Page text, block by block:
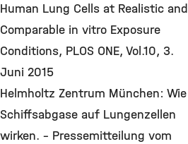
Human Lung Cells at Realistic and
Comparable in vitro Exposure
Conditions, PLOS ONE, Vol.10, 3.
Juni 2015
Helmholtz Zentrum München: Wie
Schiffsabgase auf Lungenzellen
wirken. - Pressemitteilung vom